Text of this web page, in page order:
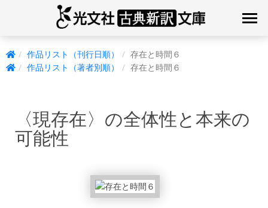
作品リスト（刊行日順）
存在と時間６
作品リスト（著者別順）
存在と時間６
〈現存在〉の全体性と本来の
可能性